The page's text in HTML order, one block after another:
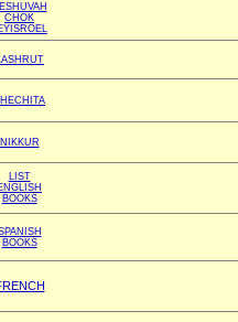
CHOK
NIKKUR
LIST
BOOKS
BOOKS